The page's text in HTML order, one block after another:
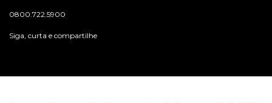
0800.722.5900
Siga, curta e compartilhe